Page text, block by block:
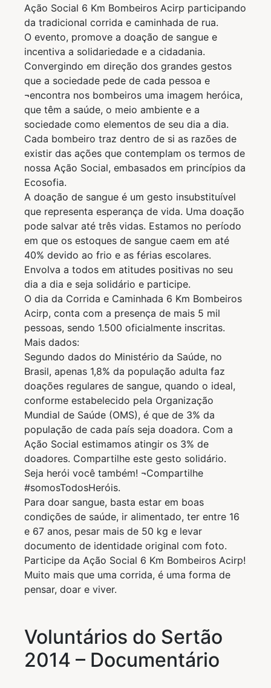
Ação Social 6 Km Bombeiros Acirp participando
da tradicional corrida e caminhada de rua.
O evento, promove a doação de sangue e
incentiva a solidariedade e a cidadania.
Convergindo em direção dos grandes gestos
que a sociedade pede de cada pessoa e
¬encontra nos bombeiros uma imagem heróica,
que têm a saúde, o meio ambiente e a
sociedade como elementos de seu dia a dia.
Cada bombeiro traz dentro de si as razões de
existir das ações que contemplam os termos de
nossa Ação Social, embasados em princípios da
Ecosofia.
A doação de sangue é um gesto insubstituível
que representa esperança de vida. Uma doação
pode salvar até três vidas. Estamos no período
em que os estoques de sangue caem em até
40% devido ao frio e as férias escolares.
Envolva a todos em atitudes positivas no seu
dia a dia e seja solidário e participe.
O dia da Corrida e Caminhada 6 Km Bombeiros
Acirp, conta com a presença de mais 5 mil
pessoas, sendo 1.500 oficialmente inscritas.
Mais dados:
Segundo dados do Ministério da Saúde, no
Brasil, apenas 1,8% da população adulta faz
doações regulares de sangue, quando o ideal,
conforme estabelecido pela Organização
Mundial de Saúde (OMS), é que de 3% da
população de cada país seja doadora. Com a
Ação Social estimamos atingir os 3% de
doadores. Compartilhe este gesto solidário.
Seja herói você também! ¬Compartilhe
#somosTodosHeróis.
Para doar sangue, basta estar em boas
condições de saúde, ir alimentado, ter entre 16
e 67 anos, pesar mais de 50 kg e levar
documento de identidade original com foto.
Participe da Ação Social 6 Km Bombeiros Acirp!
Muito mais que uma corrida, é uma forma de
pensar, doar e viver.
Voluntários do Sertão
2014 – Documentário